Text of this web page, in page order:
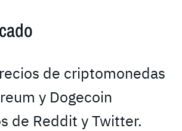
de criptomonedas
y Dogecoin
de Reddit y Twitter.